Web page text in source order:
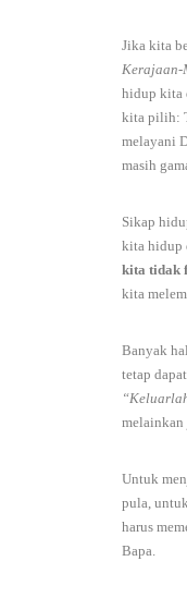
Jika kita
Kerajaan-
hidup kita
kita pilih:
melayani
masih
Sikap
kita hidup
kita tidak
kita
Banyak
tetap
melainkan
Untuk
pula,
harus
Bapa.